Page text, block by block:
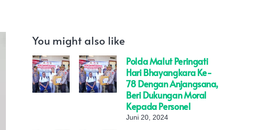
You might also like
Polda Malut Peringati
Hari Bhayangkara Ke-
78 Dengan Anjangsana,
Beri Dukungan Moral
Kepada Personel
Juni 20, 2024